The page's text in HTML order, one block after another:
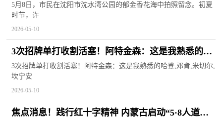
5月8日，市民在沈阳市沈水湾公园的郁金香花海中拍照留念。初夏
时节，许
2026-05-10
3次招牌单打收割活塞！阿特金森：这是我熟悉的哈
登 速讯
3次招牌单打收割活塞！阿特金森：这是我熟悉的哈登,邓肯,米切尔,
坎宁安
2026-05-10
焦点消息！践行红十字精神 内蒙古启动“5·8人道公